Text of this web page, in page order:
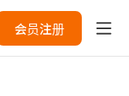
会员注册